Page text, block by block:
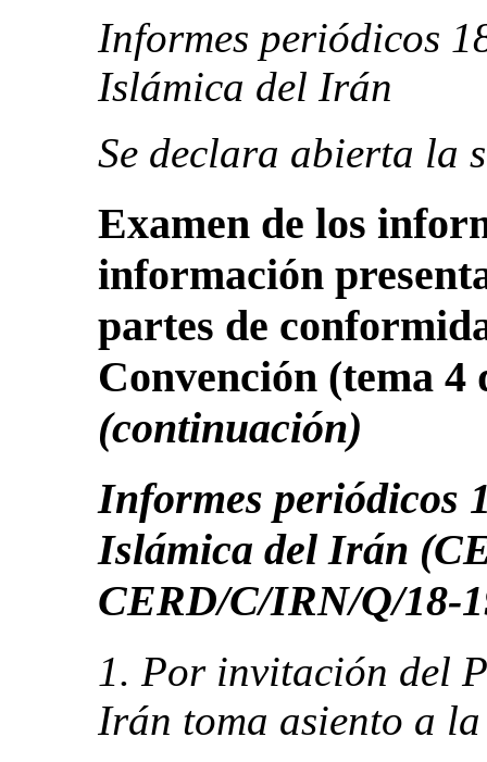
Informes periódicos
Islámica del Irán
Se declara abierta la
Examen de los
información
partes de
Convención (tema 4
(continuación)
Informes periódicos
Islámica del Irán
CERD/C/IRN/Q/18-
1. Por invitación del
Irán toma asiento a